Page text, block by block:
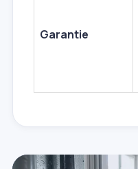
Garantie